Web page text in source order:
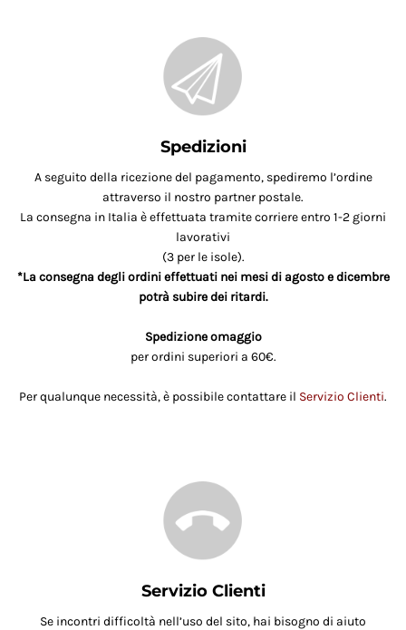
Spedizioni
A seguito della ricezione del pagamento, spediremo l’ordine
attraverso il nostro partner postale.
La consegna in Italia è effettuata tramite corriere entro 1-2 giorni
lavorativi
(3 per le isole).
*La consegna degli ordini effettuati nei mesi di agosto e dicembre
potrà subire dei ritardi.
Spedizione omaggio
per ordini superiori a 60€.
Per qualunque necessità, è possibile contattare il Servizio Clienti.
Servizio Clienti
Se incontri difficoltà nell’uso del sito, hai bisogno di aiuto